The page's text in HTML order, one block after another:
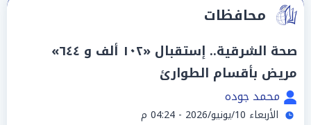
محافظات
صحة الشرقية.. إستقبال «١٠٢ ألف و ٦٤٤»
مريض بأقسام الطوارئ
محمد جوده
الأربعاء 10/يونيو/2026 - 04:24 م